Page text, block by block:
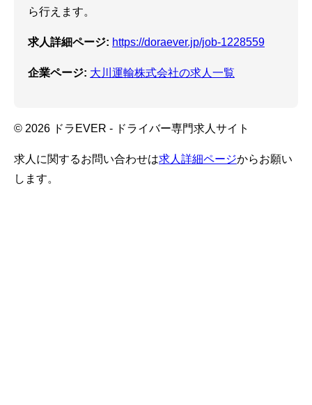
ら行えます。
求人詳細ページ: https://doraever.jp/job-1228559
企業ページ: 大川運輸株式会社の求人一覧
© 2026 ドラEVER - ドライバー専門求人サイト
求人に関するお問い合わせは求人詳細ページからお願い
します。